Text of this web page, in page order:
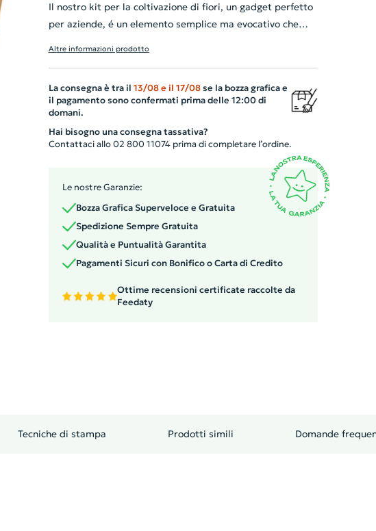
Il nostro kit per la coltivazione di fiori, un gadget perfetto
per aziende, é un elemento semplice ma evocativo che
girasole, margherita bianca e papavero rosso.
Un'esperienza di coltivazione facile e piacevole,
confezionata in un elegante packaging. Prodotti in EU,
sono il regalo pubblicitario ideale per rispettare la natura
Altre informazioni prodotto
La consegna è tra il 13/08 e il 17/08se la bozza grafica e
il pagamento sono confermati prima delle 12:00 di
domani.
Hai bisogno una consegna tassativa?
Contattaci allo 02 800 11074 prima di completare l’ordine.
Le nostre Garanzie:
Bozza Grafica Superveloce e Gratuita
Spedizione Sempre Gratuita
Qualità e Puntualità Garantita
Pagamenti Sicuri con Bonifico o Carta di Credito
Ottime recensioni certificate raccolte da
Feedaty
Tecniche di stampa Prodotti simili Domande